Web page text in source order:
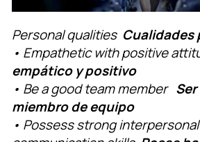
Personal qualities Cualidades
• Empathetic with positive
empático y positivo
• Be a good team member
miembro de equipo
• Possess strong